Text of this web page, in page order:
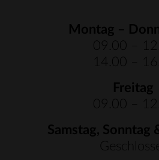
Montag –
09.00 –
14.00 –
Freitag
09.00 –
Samstag, Sonntag